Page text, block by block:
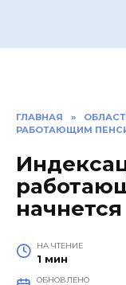
ГЛАВНАЯ »
РАБОТАЮЩИМ
НА ЧТЕНИЕ
1 мин
ОБНОВЛЕНО